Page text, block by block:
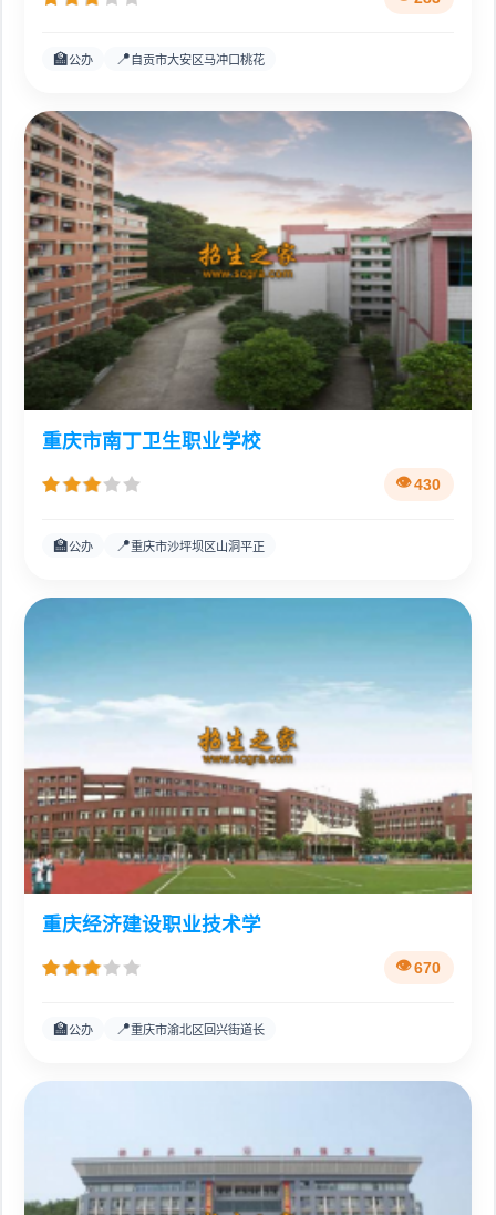
🏫公办 📍 自贡市大安区马冲口桃花
重庆市南丁卫生职业学校
430
🏫公办 📍重庆市沙坪坝区山洞平正
重庆经济建设职业技术学
670
🏫公办 📍重庆市渝北区回兴街道长